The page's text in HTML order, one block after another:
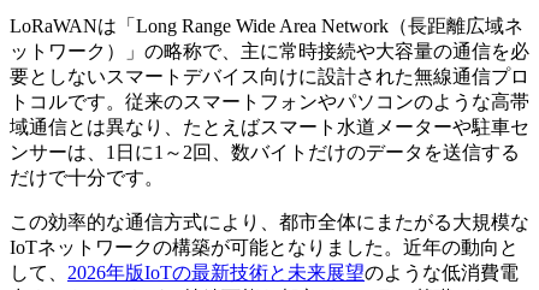
LoRaWANは「Long Range Wide Area Network（長距離広域ネ
ットワーク）」の略称で、主に常時接続や大容量の通信を必
要としないスマートデバイス向けに設計された無線通信プロ
トコルです。従来のスマートフォンやパソコンのような高帯
域通信とは異なり、たとえばスマート水道メーターや駐車セ
ンサーは、1日に1～2回、数バイトだけのデータを送信する
だけで十分です。
この効率的な通信方式により、都市全体にまたがる大規模な
IoTネットワークの構築が可能となりました。近年の動向と
して、 2026年版IoTの最新技術と未来展望のような低消費電